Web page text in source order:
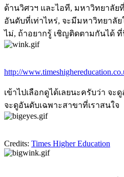
ด้านวิศวฯ และไอที, มหาวิทยาลัย
อันดับที่เท่าไหร่, จะมีมหาวิทยาลั
ไม่, ถ้าอยากรู้ เชิญติดตามกันได้ ที่
http://
เข้าไปเลือกดูได้เลยนะครับว่า จ
จะดูอันดับเฉพาะสาขาที่เราสนใจ
Credits: Times Higher Education